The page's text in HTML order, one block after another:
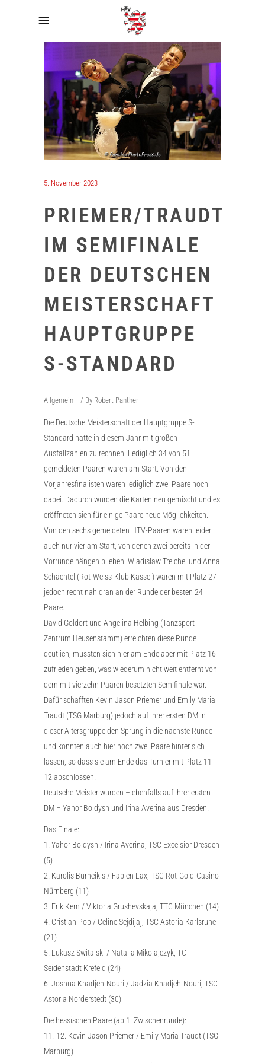
5. November 2023
PRIEMER/TRAUDT
IM SEMIFINALE
DER DEUTSCHEN
MEISTERSCHAFT
HAUPTGRUPPE
S-STANDARD
Allgemein By Robert Panther
Die Deutsche Meisterschaft der Hauptgruppe S-
Standard hatte in diesem Jahr mit großen
Ausfallzahlen zu rechnen. Lediglich 34 von 51
gemeldeten Paaren waren am Start. Von den
Vorjahresfinalisten waren lediglich zwei Paare noch
dabei. Dadurch wurden die Karten neu gemischt und es
eröffneten sich für einige Paare neue Möglichkeiten.
Von den sechs gemeldeten HTV-Paaren waren leider
auch nur vier am Start, von denen zwei bereits in der
Vorrunde hängen blieben. Wladislaw Treichel und Anna
Schächtel (Rot-Weiss-Klub Kassel) waren mit Platz 27
jedoch recht nah dran an der Runde der besten 24
Paare.
David Goldort und Angelina Helbing (Tanzsport
Zentrum Heusenstamm) erreichten diese Runde
deutlich, mussten sich hier am Ende aber mit Platz 16
zufrieden geben, was wiederum nicht weit entfernt von
dem mit vierzehn Paaren besetzten Semifinale war.
Dafür schafften Kevin Jason Priemer und Emily Maria
Traudt (TSG Marburg) jedoch auf ihrer ersten DM in
dieser Altersgruppe den Sprung in die nächste Runde
und konnten auch hier noch zwei Paare hinter sich
lassen, so dass sie am Ende das Turnier mit Platz 11-
12 abschlossen.
Deutsche Meister wurden – ebenfalls auf ihrer ersten
DM – Yahor Boldysh und Irina Averina aus Dresden.
Das Finale:
1. Yahor Boldysh / Irina Averina, TSC Excelsior Dresden
(5)
2. Karolis Burneikis / Fabien Lax, TSC Rot-Gold-Casino
Nürnberg (11)
3. Erik Kem / Viktoria Grushevskaja, TTC München (14)
4. Cristian Pop / Celine Sejdijaj, TSC Astoria Karlsruhe
(21)
5. Lukasz Switalski / Natalia Mikolajczyk, TC
Seidenstadt Krefeld (24)
6. Joshua Khadjeh-Nouri / Jadzia Khadjeh-Nouri, TSC
Astoria Norderstedt (30)
Die hessischen Paare (ab 1. Zwischenrunde):
11.-12. Kevin Jason Priemer / Emily Maria Traudt (TSG
Marburg)